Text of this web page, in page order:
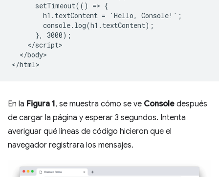
setTimeout(() => {
h1.textContent = 'Hello, Console!';
console.log(h1.textContent);
}, 3000);
</script>
</body>
En la Figura 1, se muestra cómo se ve Console después
de cargar la página y esperar 3 segundos. Intenta
averiguar qué líneas de código hicieron que el
navegador registrara los mensajes.